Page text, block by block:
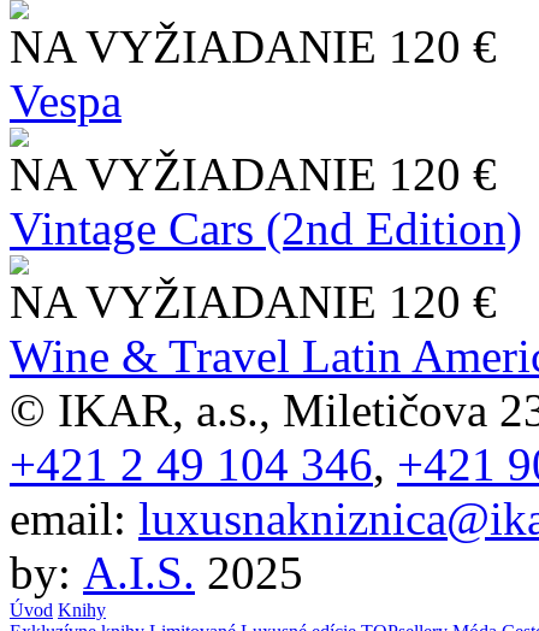
NA VYŽIADANIE 120 €
Vespa
NA VYŽIADANIE 120 €
Vintage Cars (2nd Edition)
NA VYŽIADANIE 120 €
Wine & Travel Latin
© IKAR, a.s., Miletičova
+421 2 49 104 346, +421
email:
by: A.I.S. 2025
Úvod Knihy